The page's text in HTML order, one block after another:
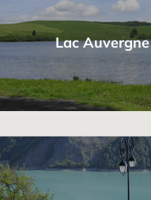
Lac Auvergne